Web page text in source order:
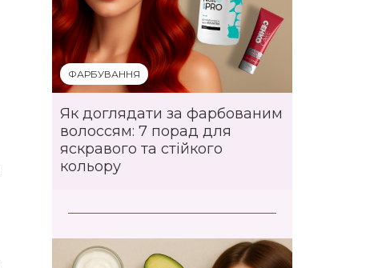
ФАРБУВАННЯ
Як доглядати за фарбованим
волоссям: 7 порад для
яскравого та стійкого
кольору